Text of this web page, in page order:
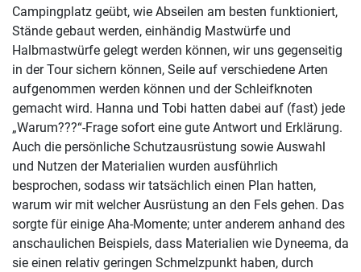
Campingplatz geübt, wie Abseilen am besten funktioniert,
Stände gebaut werden, einhändig Mastwürfe und
Halbmastwürfe gelegt werden können, wir uns gegenseitig
in der Tour sichern können, Seile auf verschiedene Arten
aufgenommen werden können und der Schleifknoten
gemacht wird. Hanna und Tobi hatten dabei auf (fast) jede
„Warum???“-Frage sofort eine gute Antwort und Erklärung.
Auch die persönliche Schutzausrüstung sowie Auswahl
und Nutzen der Materialien wurden ausführlich
besprochen, sodass wir tatsächlich einen Plan hatten,
warum wir mit welcher Ausrüstung an den Fels gehen. Das
sorgte für einige Aha-Momente; unter anderem anhand des
anschaulichen Beispiels, dass Materialien wie Dyneema, da
sie einen relativ geringen Schmelzpunkt haben, durch